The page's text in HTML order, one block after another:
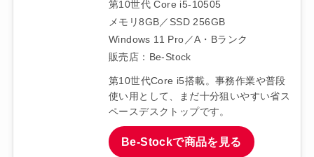
第10世代 Core i5-10505
メモリ8GB／SSD 256GB
Windows 11 Pro／A・Bランク
販売店：Be-Stock
第10世代Core i5搭載。事務作業や普段
使い用として、まだ十分狙いやすい省ス
ペースデスクトップです。
Be-Stockで商品を見る